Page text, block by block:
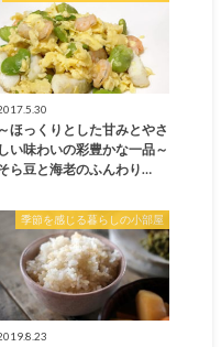
～ほっくりとした甘みとやさ
しい味わいの彩豊かな一品～
ら豆と海老のふんわり…
季節を感じる暮らしの小部屋